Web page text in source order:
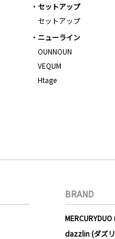
セットアップ
セットアップ
ニューライン
OUNNOUN
VEQUM
Htage
BRAND
dazzlin (ダズ